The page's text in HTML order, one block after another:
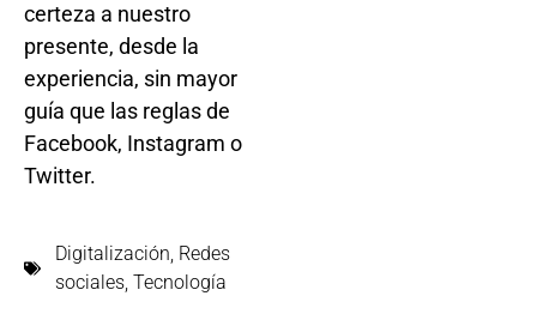
certeza a nuestro
presente, desde la
experiencia, sin mayor
guía que las reglas de
Facebook, Instagram o
Twitter.
Digitalización, Redes
sociales, Tecnología